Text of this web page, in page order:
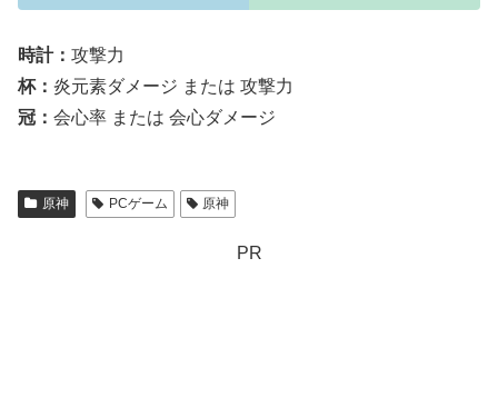
時計： 攻撃力
杯： 炎元素ダメージ または 攻撃力
冠： 会心率 または 会心ダメージ
原神 PCゲーム 原神
PR